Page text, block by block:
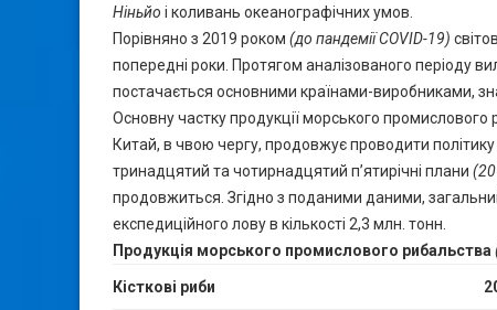
Ніньйо і коливань океанографічних умов.
Порівняно з 2019 роком (до пандеміїCOVID-19)
попередні роки. Протягом аналізованого періоду
постачається основними країнами-виробниками,
Основну частку продукції морського промислового
Китай, в чвою чергу, продовжує проводити політику
тринадцятий та чотирнадцятий п’ятирічні плани
продовжиться. Згідно з поданими даними,
експедиційного лову в кількості 2,3 млн. тонн.
Продукція морського промислового рибальства
Кісткові риби